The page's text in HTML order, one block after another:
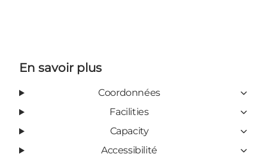
En savoir plus
Coordonnées
Facilities
Capacity
Accessibilité